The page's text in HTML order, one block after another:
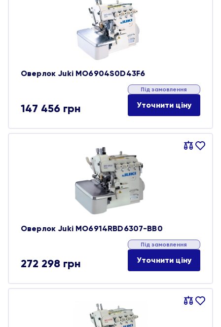
Оверлок Juki MO6904S0D43F6
147 456 грн
Під замовлення
Уточнити ціну
Порівняти
В
Оверлок Juki MO6914RBD6307-BB0
272 298 грн
Під замовлення
Уточнити ціну
Порівняти
В